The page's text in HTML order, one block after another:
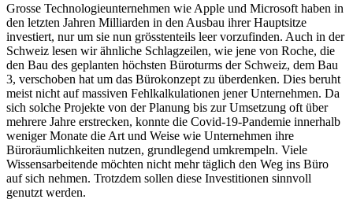
Grosse Technologieunternehmen wie Apple und Microsoft haben in
den letzten Jahren Milliarden in den Ausbau ihrer Hauptsitze
investiert, nur um sie nun grösstenteils leer vorzufinden. Auch in der
Schweiz lesen wir ähnliche Schlagzeilen, wie jene von Roche, die
den Bau des geplanten höchsten Büroturms der Schweiz, dem Bau
3, verschoben hat um das Bürokonzept zu überdenken. Dies beruht
meist nicht auf massiven Fehlkalkulationen jener Unternehmen. Da
sich solche Projekte von der Planung bis zur Umsetzung oft über
mehrere Jahre erstrecken, konnte die Covid-19-Pandemie innerhalb
weniger Monate die Art und Weise wie Unternehmen ihre
Büroräumlichkeiten nutzen, grundlegend umkrempeln. Viele
Wissensarbeitende möchten nicht mehr täglich den Weg ins Büro
auf sich nehmen. Trotzdem sollen diese Investitionen sinnvoll
genutzt werden.